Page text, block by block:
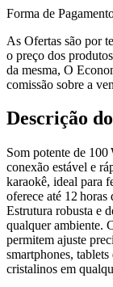
Forma de
As Ofertas são por
o preço dos
da mesma, O
comissão sobre a
Descrição
Som potente de
conexão estável e
karaokê, ideal para
oferece até 12 horas
Estrutura robusta e
qualquer ambiente.
permitem ajuste
smartphones,
cristalinos em